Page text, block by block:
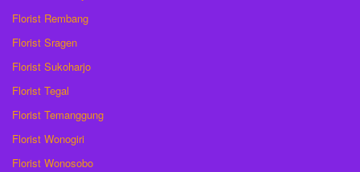
Florist Rembang
Florist Sragen
Florist Sukoharjo
Florist Tegal
Florist Temanggung
Florist Wonogiri
Florist Wonosobo